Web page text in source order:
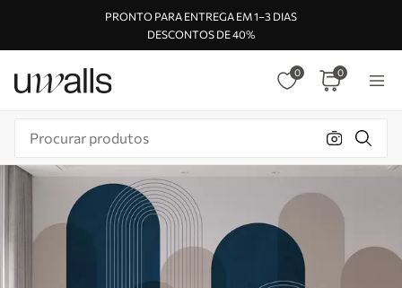
PRONTO PARA ENTREGA EM 1–3 DIAS
DESCONTOS DE 40%
0 0